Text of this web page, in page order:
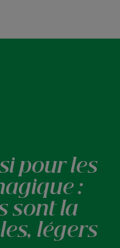
pour les
:
sont la
légers